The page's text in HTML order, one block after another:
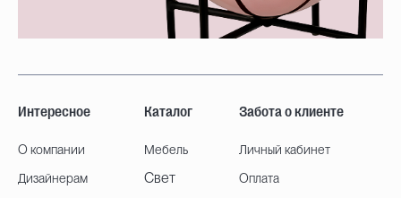
Интересное
О компании
Дизайнерам
Каталог
Мебель
Свет
Забота о клиенте
Личный кабинет
Оплата